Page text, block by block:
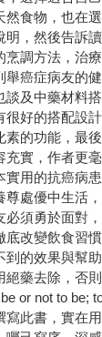
然食物，也在
明，然後告訴
烹調方法，治
舉癌症病友的
談及中藥材料
好的搭配設
素的功能，最
充實，作者更
用的抗癌病患
處優中生活，
必須勇於面對
底改變飲食習
到的效果與幫
絕藥去除，否
be or not to
寫此書，實在